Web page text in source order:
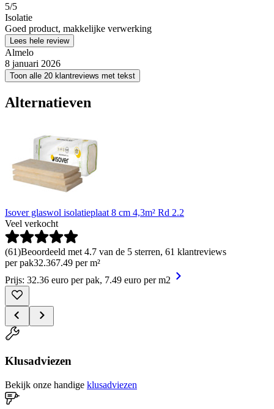
5/5
Isolatie
Goed product, makkelijke verwerking
Lees hele review
Almelo
8 januari 2026
Toon alle 20 klantreviews met tekst
Alternatieven
Isover glaswol isolatieplaat 8 cm 4,3m² Rd 2.2
Veel verkocht
(61)Beoordeeld met 4.7 van de 5 sterren, 61 klantreviews
per pak32.367.49 per m²
Prijs: 32.36 euro per pak, 7.49 euro per m2
Klusadviezen
Bekijk onze handige klusadviezen